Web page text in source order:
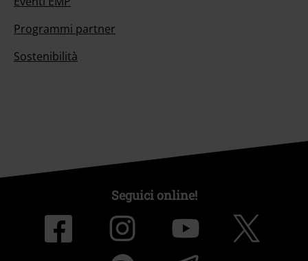
Programmi partner
Sostenibilità
Seguici online!